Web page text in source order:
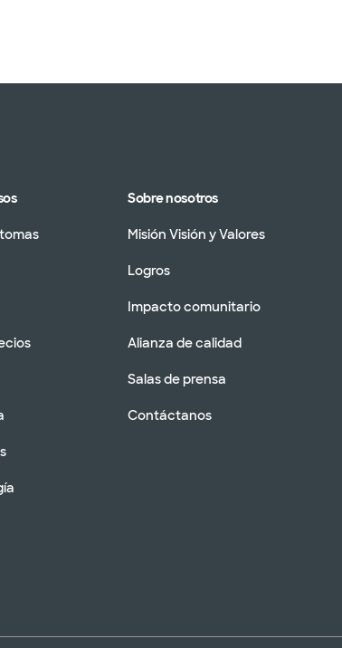
Sobre nosotros
Misión Visión y Valores
Logros
Impacto comunitario
Alianza de calidad
Salas de prensa
Contáctanos